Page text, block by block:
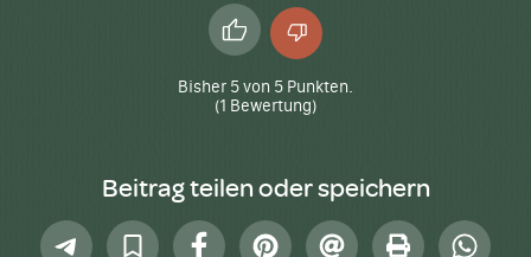
Daumen
hoch
Daumen
runter
Bisher 5von 5 Punkten.
(1 Bewertung)
Beitrag teilen oder speichern
Telegram
In
FacebookPinterest
E-
Drucken